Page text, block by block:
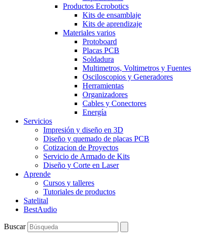
Productos Ecrobotics
Kits de ensamblaje
Kits de aprendizaje
Materiales varios
Protoboard
Placas PCB
Soldadura
Multimetros, Voltimetros y Fuentes
Osciloscopios y Generadores
Herramientas
Organizadores
Cables y Conectores
Energía
Servicios
Impresión y diseño en 3D
Diseño y quemado de placas PCB
Cotizacion de Proyectos
Servicio de Armado de Kits
Diseño y Corte en Laser
Aprende
Cursos y talleres
Tutoriales de productos
Satelital
BestAudio
Buscar